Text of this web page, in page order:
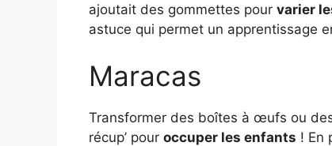
ajoutait des gommettes pour varier
astuce qui permet un apprentissage
Maracas
Transformer des boîtes à œufs ou
récup’ pour occuper les enfants ! En